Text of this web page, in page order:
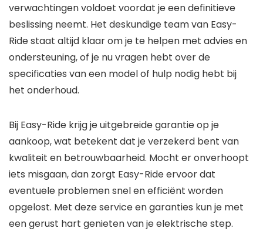
verwachtingen voldoet voordat je een definitieve
beslissing neemt. Het deskundige team van Easy-
Ride staat altijd klaar om je te helpen met advies en
ondersteuning, of je nu vragen hebt over de
specificaties van een model of hulp nodig hebt bij
het onderhoud.
Bij Easy-Ride krijg je uitgebreide garantie op je
aankoop, wat betekent dat je verzekerd bent van
kwaliteit en betrouwbaarheid. Mocht er onverhoopt
iets misgaan, dan zorgt Easy-Ride ervoor dat
eventuele problemen snel en efficiënt worden
opgelost. Met deze service en garanties kun je met
een gerust hart genieten van je elektrische step.